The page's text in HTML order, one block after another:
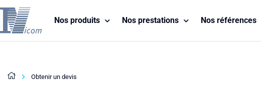
Nos produits Nos prestations Nos références
Obtenir un devis